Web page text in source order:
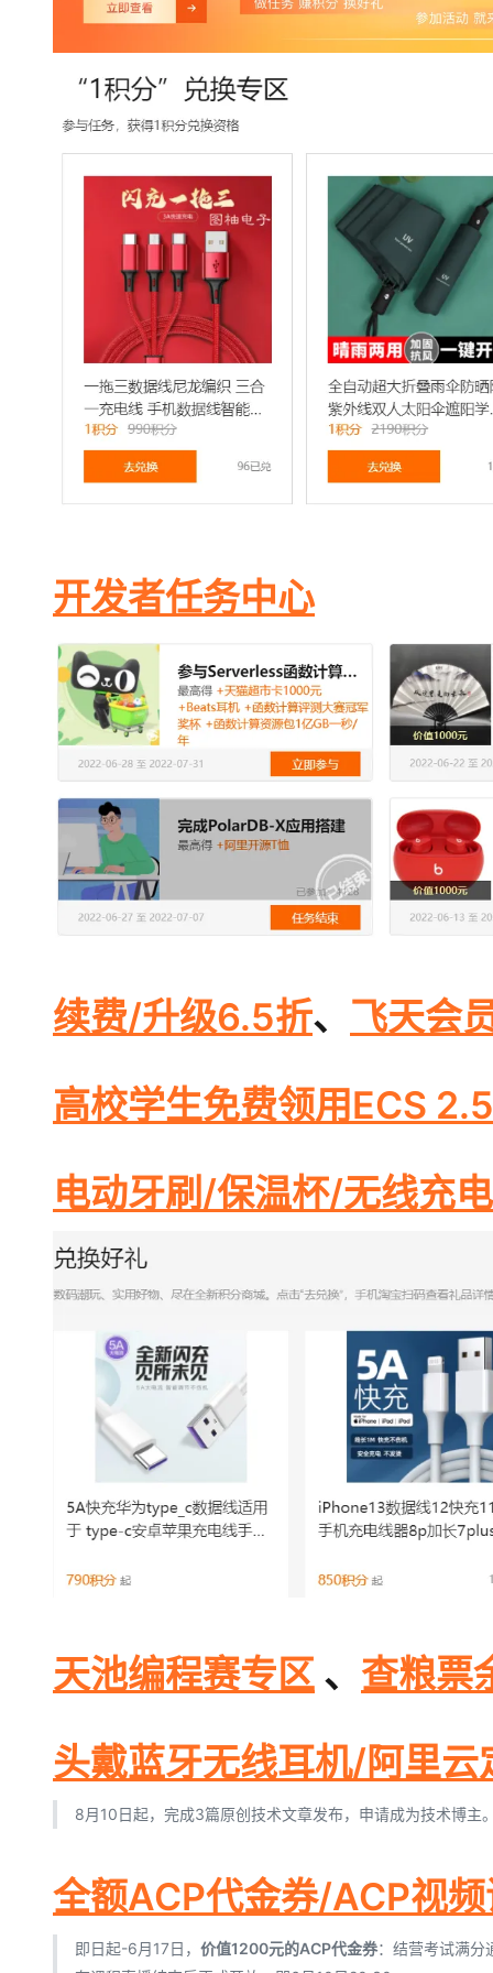
开发者任务中心
续费/升级6.5折、 飞天会
高校学生免费领用ECS
电动牙刷/保温杯/无线充
天池编程赛专区 、 查粮票
头戴蓝牙无线耳机/阿里云
8月10日起，完成3篇原创技术文章发布，申请成为技术博主
全额ACP代金券/ACP视
即日起-6月17日， 价值1200元的ACP代金券：结营考试满分